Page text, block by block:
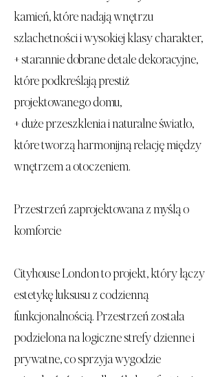
kamień, które nadają wnętrzu
szlachetności i wysokiej klasy charakter,
+ starannie dobrane detale dekoracyjne,
które podkreślają prestiż
projektowanego domu,
+ duże przeszklenia i naturalne światło,
które tworzą harmonijną relację między
wnętrzem a otoczeniem.
Przestrzeń zaprojektowana z myślą o
komforcie
Cityhouse London to projekt, który łączy
estetykę luksusu z codzienną
funkcjonalnością. Przestrzeń została
podzielona na logiczne strefy dzienne i
prywatne, co sprzyja wygodzie